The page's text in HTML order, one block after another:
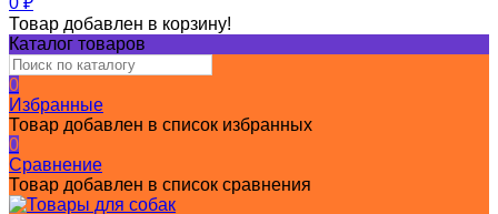
Товар добавлен в корзину!
Каталог товаров
0
Избранные
Товар добавлен в список избранных
0
Сравнение
Товар добавлен в список сравнения